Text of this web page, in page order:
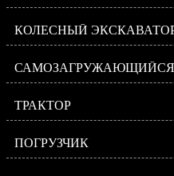
КОЛЕСНЫЙ
САМОЗАГРУЖАЮЩИЙСЯ
ТРАКТОР
ПОГРУЗЧИК